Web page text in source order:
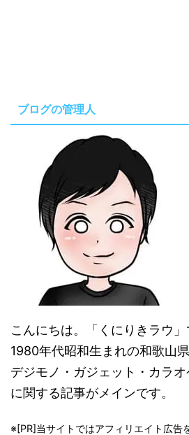
ブログの管理人
こんにちは。「くにりきラウ」
1980年代昭和生まれの和歌山県
デジモノ・ガジェット・カラ
に関する記事がメインです。
※[PR]当サイトではアフィリエイト広告